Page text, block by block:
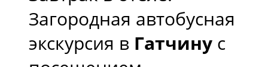
Загородная автобусная
экскурсия в Гатчину с